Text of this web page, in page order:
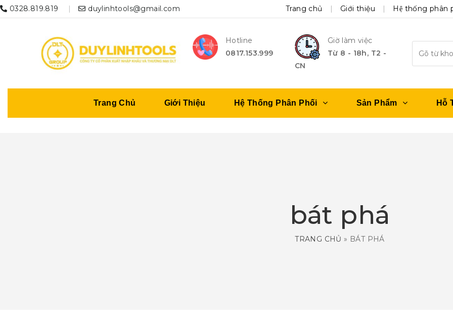
Trang chủ Giới thiệu Hệ thống phân
0328.819.819 duylinhtools@gmail.com
Hotline
0817.153.999
Giờ làm việc
Từ 8 - 18h, T2 -
CN
Trang Chủ Giới Thiệu Hệ Thống Phân Phối Sản Phẩm Hỗ
bát phá
TRANG CHỦ » BÁT PHÁ